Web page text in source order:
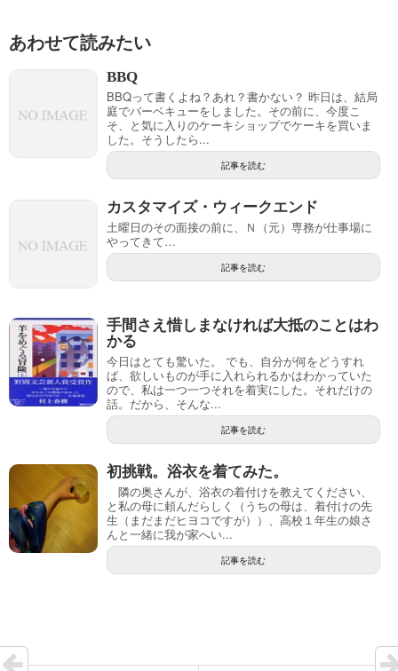
あわせて読みたい
BBQ
BBQって書くよね？あれ？書かない？ 昨日は、結局
庭でバーベキューをしました。その前に、今度こ
そ、と気に入りのケーキショップでケーキを買いま
した。そうしたら...
記事を読む
カスタマイズ・ウィークエンド
土曜日のその面接の前に、Ｎ（元）専務が仕事場に
やってきて…
記事を読む
手間さえ惜しまなければ大抵のことはわ
かる
今日はとても驚いた。 でも、自分が何をどうすれ
ば、欲しいものが手に入れられるかはわかっていた
ので、私は一つ一つそれを着実にした。それだけの
話。だから、そんな...
記事を読む
初挑戦。浴衣を着てみた。
隣の奥さんが、浴衣の着付けを教えてください、
と私の母に頼んだらしく（うちの母は、着付けの先
生（まだまだヒヨコですが））、高校１年生の娘さ
んと一緒に我が家へい...
記事を読む